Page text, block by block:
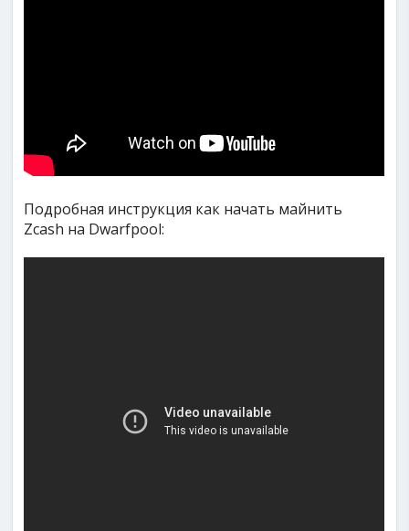
Подробная инструкция как начать майнить
Zcash на Dwarfpool: